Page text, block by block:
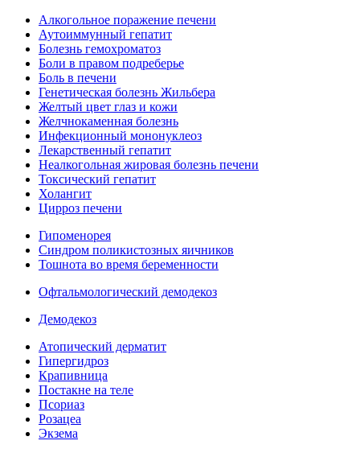
Алкогольное поражение печени
Аутоиммунный гепатит
Болезнь гемохроматоз
Боли в правом подреберье
Боль в печени
Генетическая болезнь Жильбера
Желтый цвет глаз и кожи
Желчнокаменная болезнь
Инфекционный мононуклеоз
Лекарственный гепатит
Неалкогольная жировая болезнь печени
Токсический гепатит
Холангит
Цирроз печени
Гипоменорея
Синдром поликистозных яичников
Тошнота во время беременности
Офтальмологический демодекоз
Демодекоз
Атопический дерматит
Гипергидроз
Крапивница
Постакне на теле
Псориаз
Розацеа
Экзема